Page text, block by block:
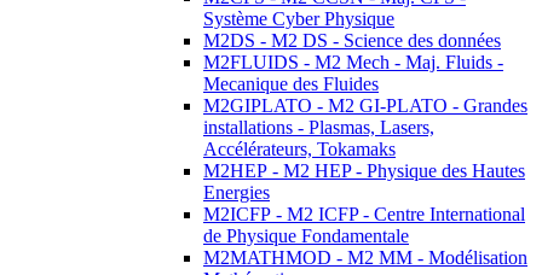
Système Cyber Physique
M2DS - M2 DS - Science des données
M2FLUIDS - M2 Mech - Maj. Fluids -
Mecanique des Fluides
M2GIPLATO - M2 GI-PLATO - Grandes
installations - Plasmas, Lasers,
Accélérateurs, Tokamaks
M2HEP - M2 HEP - Physique des Hautes
Energies
M2ICFP - M2 ICFP - Centre International
de Physique Fondamentale
M2MATHMOD - M2 MM - Modélisation